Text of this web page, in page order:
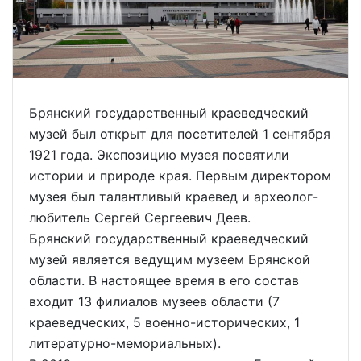
Брянский государственный краеведческий
музей был открыт для посетителей 1 сентября
1921 года. Экспозицию музея посвятили
истории и природе края. Первым директором
музея был талантливый краевед и археолог-
любитель Сергей Сергеевич Деев.
Брянский государственный краеведческий
музей является ведущим музеем Брянской
области. В настоящее время в его состав
входит 13 филиалов музеев области (7
краеведческих, 5 военно-исторических, 1
литературно-мемориальных).